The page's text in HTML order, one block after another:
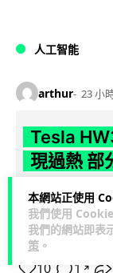
本網站正使用
我們使用
我們的網站即表
策 。
人工智能
arthur 23 小
Tesla
現過熱 部
Tesla 向 HW3 舊
映自動駕駛電腦
毀，須... 閱讀全
10 1 ↗